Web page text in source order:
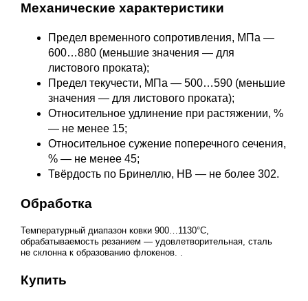
Механические характеристики
Предел временного сопротивления, МПа —
600…880 (меньшие значения — для
листового проката);
Предел текучести, МПа — 500…590 (меньшие
значения — для листового проката);
Относительное удлинение при растяжении, %
— не менее 15;
Относительное сужение поперечного сечения,
% — не менее 45;
Твёрдость по Бринеллю, НВ — не более 302.
Обработка
Температурный диапазон ковки 900…1130°С,
обрабатываемость резанием — удовлетворительная, сталь
не склонна к образованию флокенов. .
Купить